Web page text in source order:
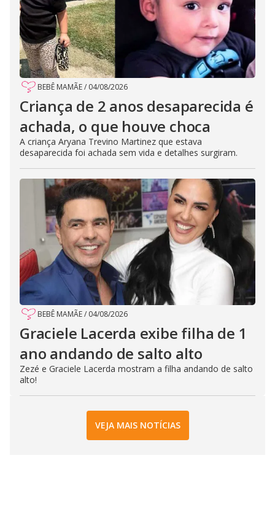
BEBÊ MAMÃE/ 04/08/2026
Criança de 2 anos desaparecida é
achada, o que houve choca
A criança Aryana Trevino Martinez que estava
desaparecida foi achada sem vida e detalhes surgiram.
BEBÊ MAMÃE/ 04/08/2026
Graciele Lacerda exibe filha de 1
ano andando de salto alto
Zezé e Graciele Lacerda mostram a filha andando de salto
alto!
VEJA MAIS NOTÍCIAS